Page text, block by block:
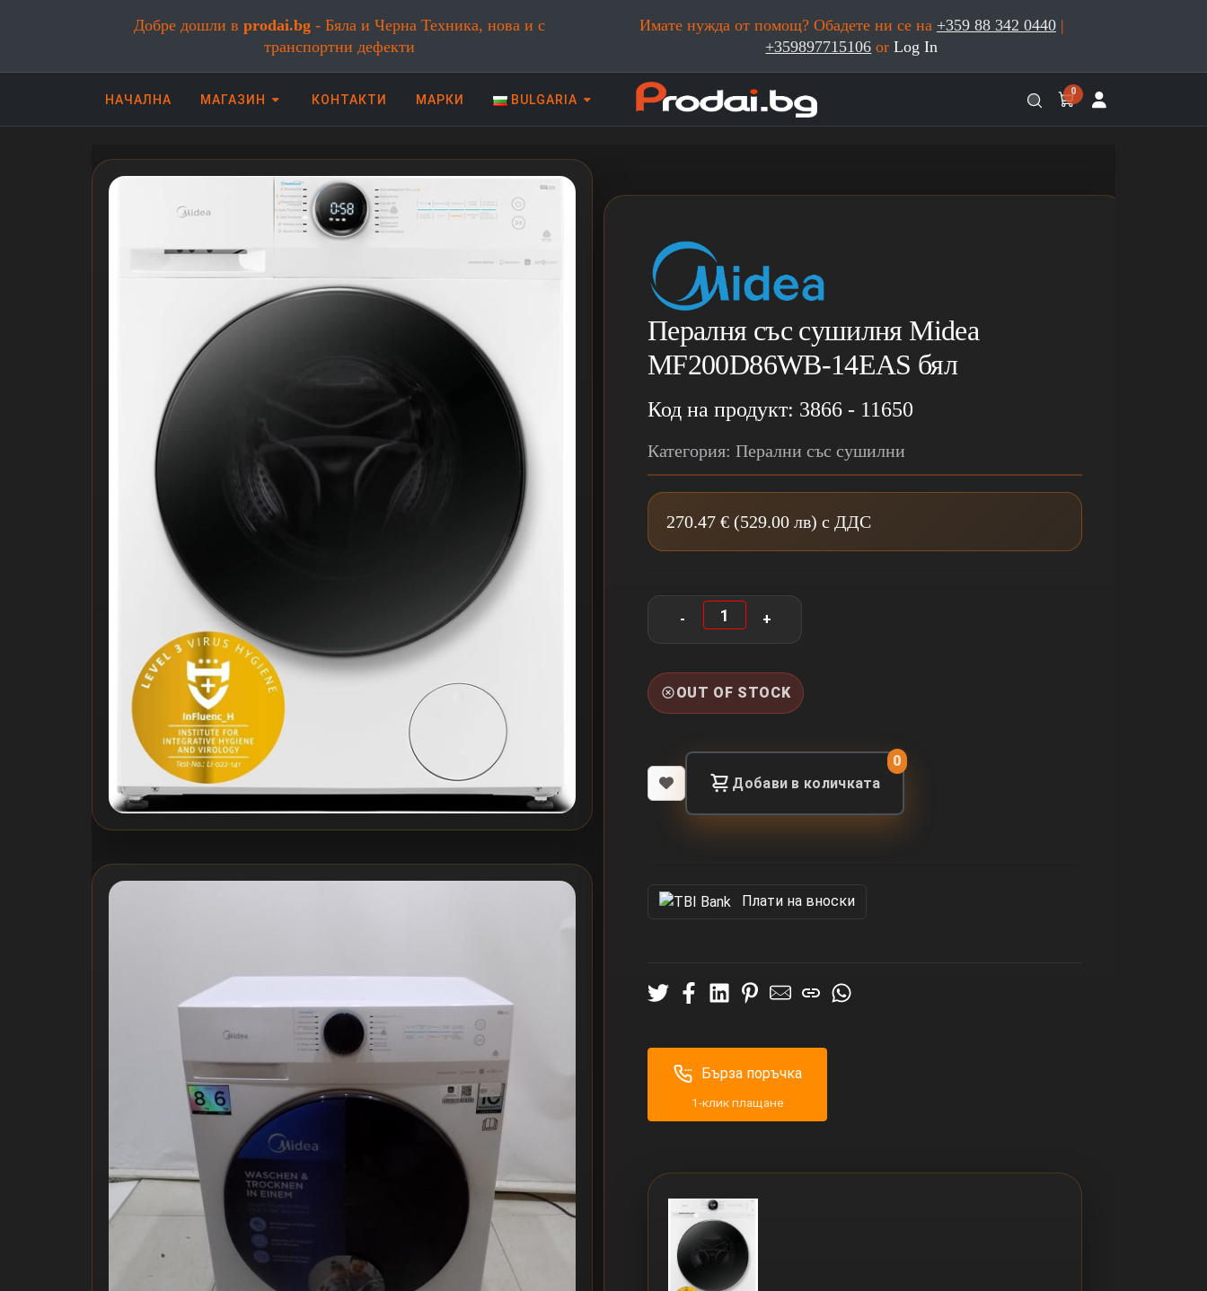
Добре дошли вprodai.bg - Бяла и Черна Техника, нова и с
транспортни дефекти
Имате нужда от помощ? Обадете ни се на +359 88 342 0440|
+359897715106 orLog In
0
НАЧАЛНА МАГАЗИН КОНТАКТИ МАРКИ BULGARIA
Пералня със сушилня Midea
MF200D86WB-14EAS бял
Код на продукт: 3866 - 11650
Категория: Перални със сушилни
270.47 € (529.00 лв) с ДДС
OUT OF STOCK
Добави в количката
0
Πлати на вноски
Бърза поръчка
1-клик плащане